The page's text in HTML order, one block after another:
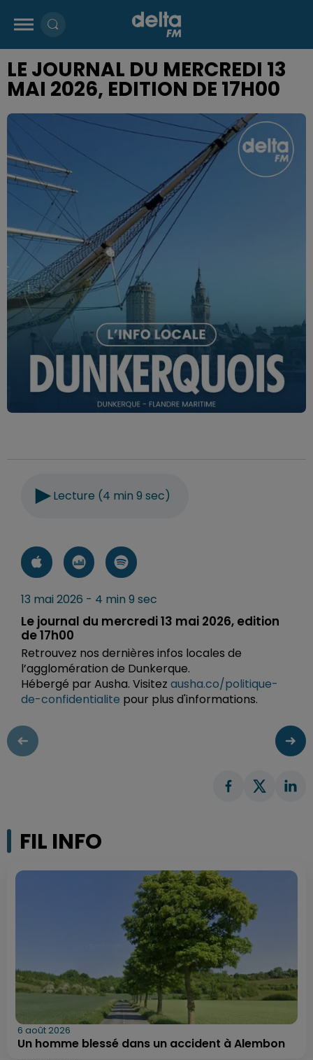
LE JOURNAL DU MERCREDI 13
MAI 2026, EDITION DE 17H00
Lecture (4 min 9 sec)
13 mai 2026 - 4 min 9 sec
Le journal du mercredi 13 mai 2026, edition
de 17h00
Retrouvez nos dernières infos locales de
l’agglomération de Dunkerque.
Hébergé par Ausha. Visitez ausha.co/politique-
de-confidentialite pour plus d'informations.
FIL INFO
6 août 2026
Un homme blessé dans un accident à Alembon